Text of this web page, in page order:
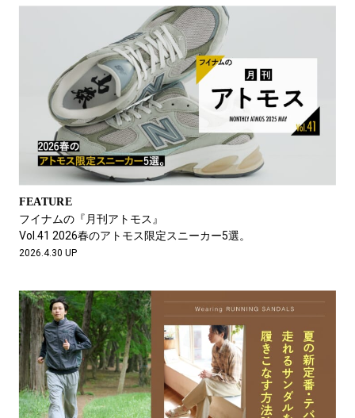
FEATURE
フイナムの『月刊アトモス』
Vol.41 2026春のアトモス限定スニーカー5選。
2026.4.30 UP